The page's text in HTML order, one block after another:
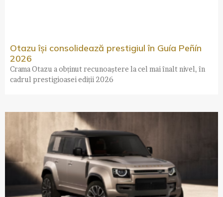
Otazu își consolidează prestigiul în Guía Peñín
2026
Crama Otazu a obținut recunoaștere la cel mai înalt nivel, în
cadrul prestigioasei ediții 2026